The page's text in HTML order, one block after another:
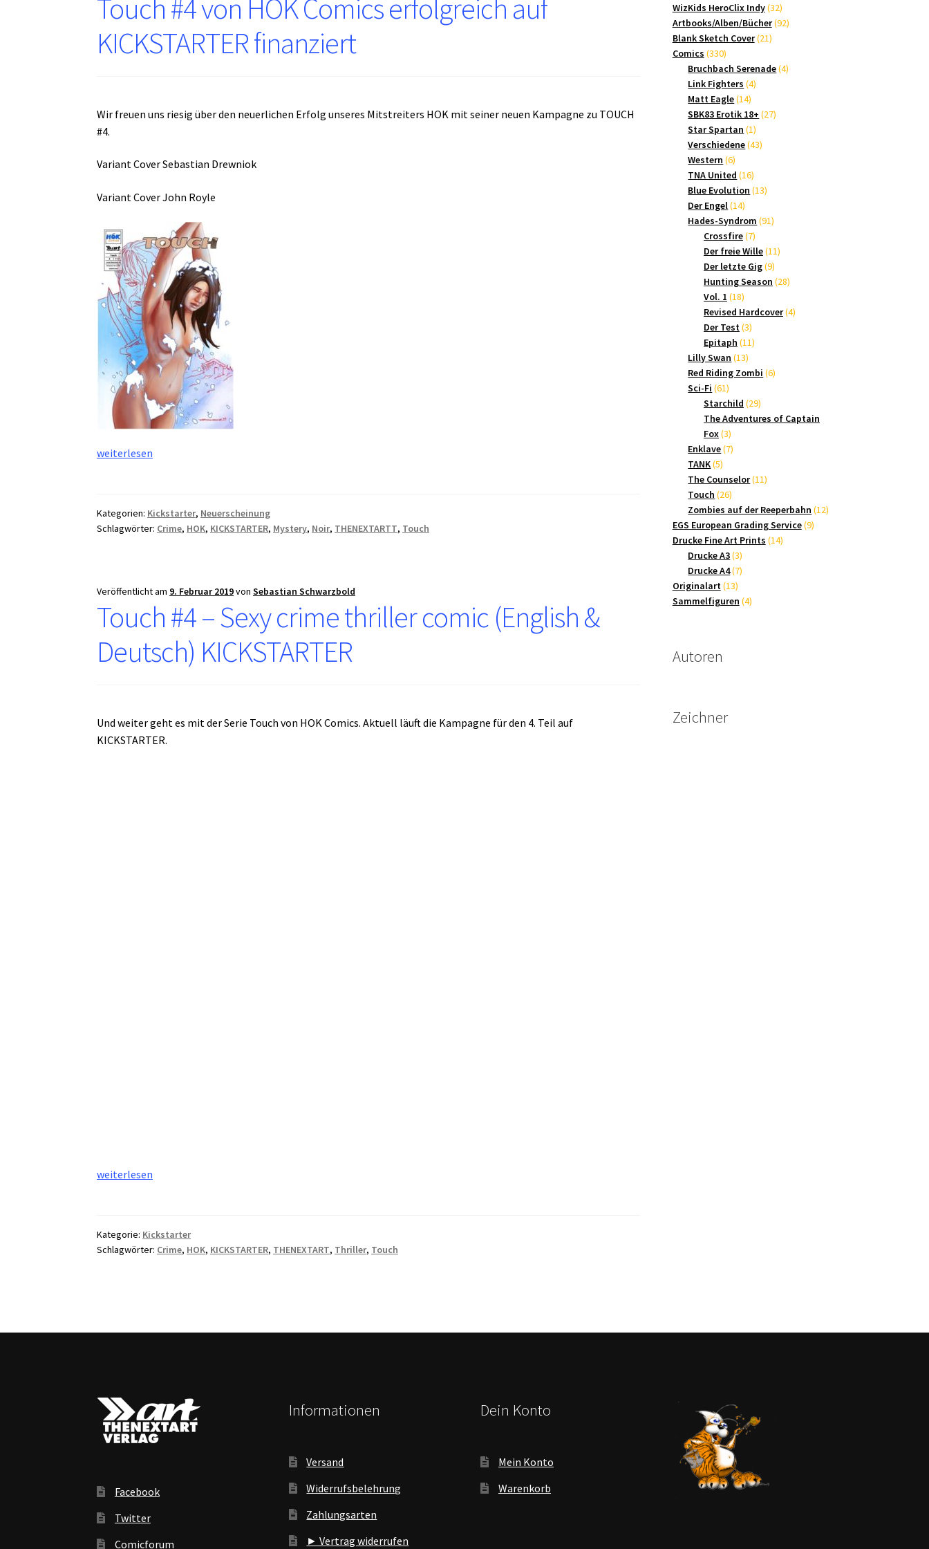
Touch #4 von HOK Comics erfolgreich auf
KICKSTARTER finanziert
Wir freuen uns riesig über den neuerlichen Erfolg unseres Mitstreiters HOK mit seiner neuen Kampagne zu TOUCH
#4.
Variant Cover Sebastian Drewniok
Variant Cover John Royle
Touch
Comics
finanziert
weiterlesen
Kategorien: Kickstarter, Neuerscheinung
Schlagwörter: Crime, HOK, KICKSTARTER, Mystery, Noir, THENEXTARTT, Touch
Veröffentlicht am 9. Februar 2019vonSebastian Schwarzbold
Touch #4 – Sexy crime thriller comic (English &
Deutsch) KICKSTARTER
Und weiter geht es mit der Serie Touch von HOK Comics. Aktuell läuft die Kampagne für den 4. Teil auf
KICKSTARTER.
Touch
crime
Deutsch)
weiterlesen
Kategorie: Kickstarter
Schlagwörter: Crime, HOK, KICKSTARTER, THENEXTART, Thriller, Touch
Produkte
WizKids HeroClix Indy 3232
Produkte
Artbooks/Alben/Bücher 9292
Blank Sketch Cover 2121
Comics 330330
Produkte
Bruchbach Serenade 44
Link Fighters 44
Matt Eagle 1414
Produkte
SBK83 Erotik 18+ 2727
Star Spartan 11
Produkt
Verschiedene 4343
Western 66
Produkte
TNA United 1616
Produkte
Blue Evolution 1313
Der Engel 1414
Produkte
Hades-Syndrom 9191
Crossfire 77
Produkte
Der freie Wille 1111
Der letzte Gig 99
Produkte
Hunting Season 2828
Vol. 1 1818
Produkte
Revised Hardcover 44
Der Test 33
Produkte
Epitaph 1111
Lilly Swan 1313
Produkte
Red Riding Zombi 66
Sci-Fi 6161
Produkte
Starchild 2929
Produkte
The Adventures of Captain
Fox 33
Produkte
Enklave 77
TANK 55
Produkte
The Counselor 1111
Touch 2626
Produkte
Zombies auf der Reeperbahn 1212
EGS European Grading Service 99
Drucke Fine Art Prints 1414
Drucke A3 33
Produkte
Drucke A4 77
Originalart 1313
Produkte
Sammelfiguren 44
Autoren
Zeichner
Facebook
Twitter
Comicforum
Informationen
Versand
Widerrufsbelehrung
Zahlungsarten
► Vertrag widerrufen
Dein Konto
Mein Konto
Warenkorb